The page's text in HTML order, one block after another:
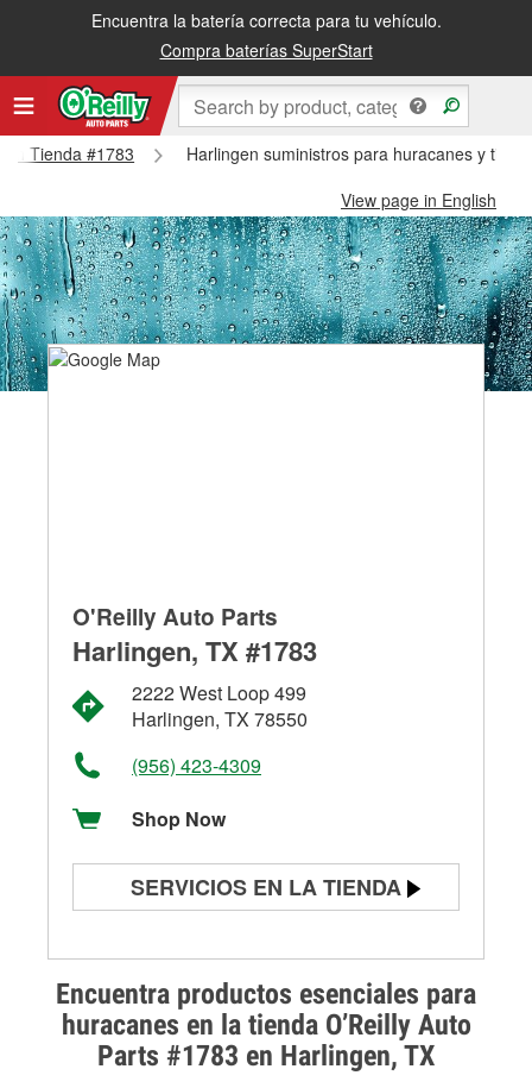
Encuentra la batería correcta para tu vehículo.
Compra baterías SuperStart
Tienda #1783
Harlingen suministros para huracanes y
View page in English
Encuentra productos esenciales para
huracanes en la tienda O’Reilly Auto
Parts #1783 en Harlingen, TX
O'Reilly Auto Parts
Harlingen, TX #1783
2222 West Loop 499
Harlingen, TX 78550
(956) 423-4309
Shop Now
SERVICIOS EN LA TIENDA
Prueba de alternadores y
arrancadores
Revisión de la luz "Check Engine"